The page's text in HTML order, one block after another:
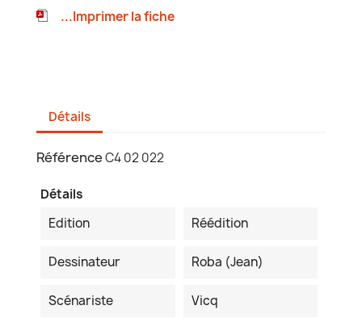
...Imprimer la fiche
Détails
RéférenceC4 02 022
Détails
Edition
Réédition
Dessinateur Roba (Jean)
Scénariste Vicq